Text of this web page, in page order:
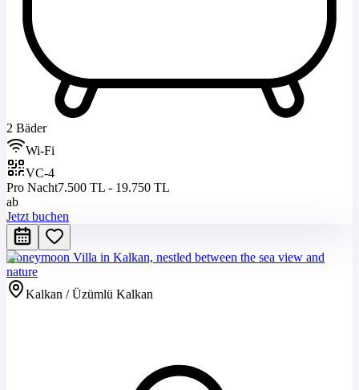
2 Bäder
Wi-Fi
VC-4
Pro Nacht7.500 TL - 19.750 TL
ab
Jetzt buchen
Honeymoon Villa in Kalkan, nestled between the sea view and
nature
Kalkan / Üzümlü Kalkan